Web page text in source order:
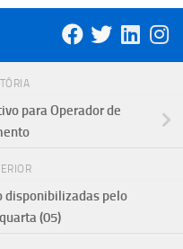
para Operador de
disponibilizadas pelo
(05)